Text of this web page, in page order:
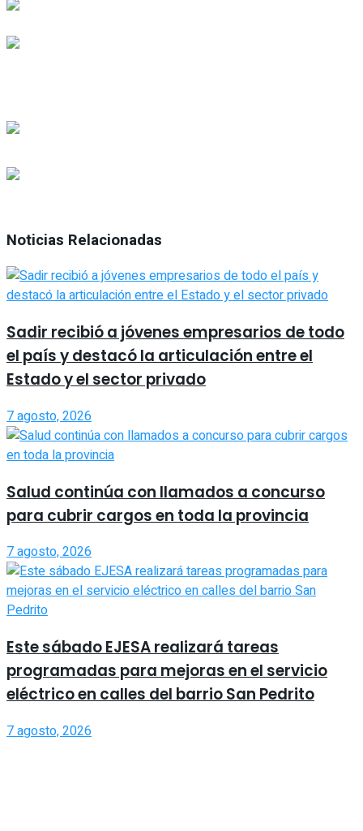
Noticias Relacionadas
Sadir recibió a jóvenes empresarios de todo
el país y destacó la articulación entre el
Estado y el sector privado
7 agosto, 2026
Salud continúa con llamados a concurso
para cubrir cargos en toda la provincia
7 agosto, 2026
Este sábado EJESA realizará tareas
programadas para mejoras en el servicio
eléctrico en calles del barrio San Pedrito
7 agosto, 2026